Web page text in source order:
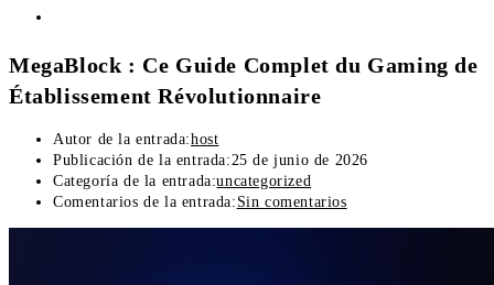
MegaBlock : Ce Guide Complet du Gaming de
Établissement Révolutionnaire
Autor de la entrada:host
Publicación de la entrada:25 de junio de 2026
Categoría de la entrada:uncategorized
Comentarios de la entrada: Sin comentarios